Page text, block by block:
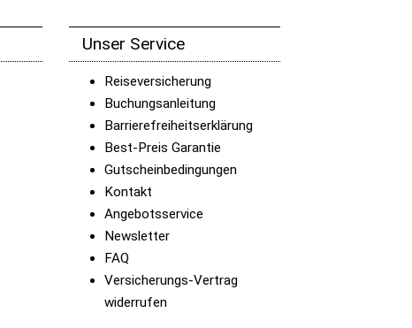
Unser Service
Reiseversicherung
Buchungsanleitung
Barrierefreiheitserklärung
Best-Preis Garantie
Gutscheinbedingungen
Kontakt
Angebotsservice
Newsletter
FAQ
Versicherungs-Vertrag
widerrufen